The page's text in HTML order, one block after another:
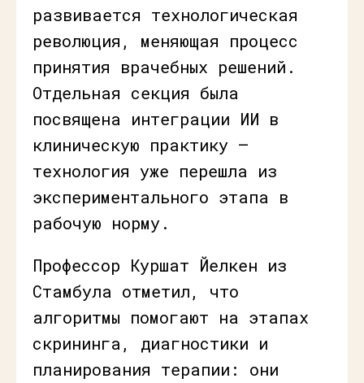
развивается технологическая
революция, меняющая процесс
принятия врачебных решений.
Отдельная секция была
посвящена интеграции ИИ в
клиническую практику —
технология уже перешла из
экспериментального этапа в
рабочую норму.
Профессор Куршат Йелкен из
Стамбула отметил, что
алгоритмы помогают на этапах
скрининга, диагностики и
планирования терапии: они